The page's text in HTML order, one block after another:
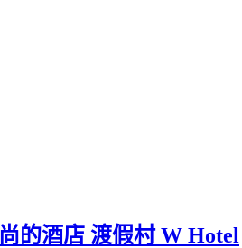
的酒店 渡假村 W Hotel